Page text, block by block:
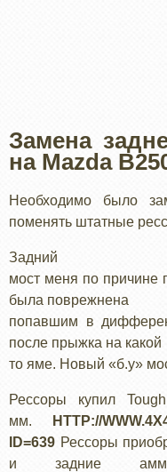
Замена
на Mazda
Необходимо было
поменять штатные
Задний
мост меня по причине
была поврежнена
попавшим в
после прыжка на какой
то яме. Новый «б.у»
Рессоры купил
мм.
HTTP://
ID=639 Рессоры
и задние